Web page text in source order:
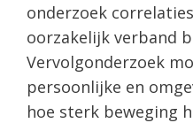
onderzoek
oorzakelijk verband
Vervolgonderzoek
persoonlijke en
hoe sterk beweging